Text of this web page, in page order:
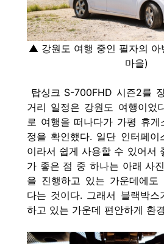
▲ 강원도 여행 중인 필자의 아
마을)
탑싱크 S-700FHD 시즌2를
거리 일정은 강원도 여행이었
로 여행을 떠나다가 가평 휴게
정을 확인했다. 일단 인터페이
이라서 쉽게 사용할 수 있어서
가 좋은 점 중 하나는 아래 사
을 진행하고 있는 가운데에도
다는 것이다. 그래서 블랙박스
하고 있는 가운데 편안하게 환